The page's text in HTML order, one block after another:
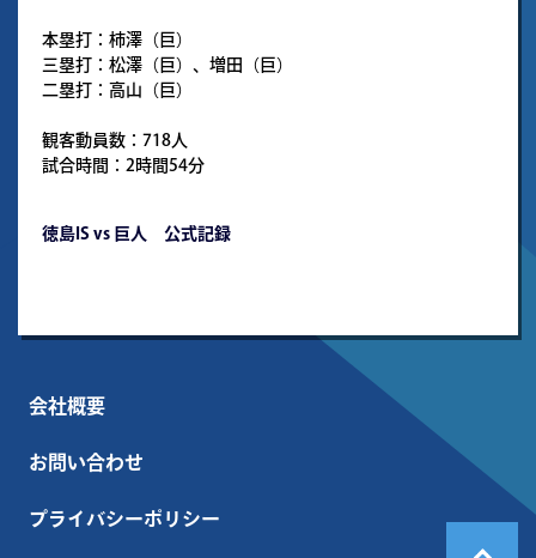
本塁打：柿澤（巨）
三塁打：松澤（巨）、増田（巨）
二塁打：高山（巨）
観客動員数：718人
試合時間：2時間54分
徳島IS vs 巨人 公式記録
会社概要
お問い合わせ
プライバシーポリシー